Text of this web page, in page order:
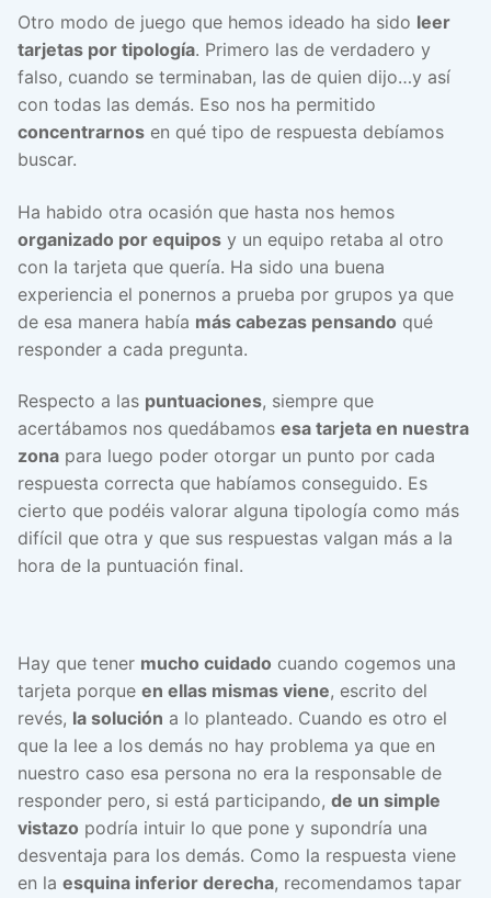
Otro modo de juego que hemos ideado ha sido leer
tarjetas por tipología. Primero las de verdadero y
falso, cuando se terminaban, las de quien dijo…y así
con todas las demás. Eso nos ha permitido
concentrarnos en qué tipo de respuesta debíamos
buscar.
Ha habido otra ocasión que hasta nos hemos
organizado por equipos y un equipo retaba al otro
con la tarjeta que quería. Ha sido una buena
experiencia el ponernos a prueba por grupos ya que
de esa manera había más cabezas pensando qué
responder a cada pregunta.
Respecto a las puntuaciones, siempre que
acertábamos nos quedábamos esa tarjeta en nuestra
zona para luego poder otorgar un punto por cada
respuesta correcta que habíamos conseguido. Es
cierto que podéis valorar alguna tipología como más
difícil que otra y que sus respuestas valgan más a la
hora de la puntuación final.
Hay que tener mucho cuidado cuando cogemos una
tarjeta porque en ellas mismas viene, escrito del
revés, la solución a lo planteado. Cuando es otro el
que la lee a los demás no hay problema ya que en
nuestro caso esa persona no era la responsable de
responder pero, si está participando, de un simple
vistazo podría intuir lo que pone y supondría una
desventaja para los demás. Como la respuesta viene
en la esquina inferior derecha, recomendamos tapar